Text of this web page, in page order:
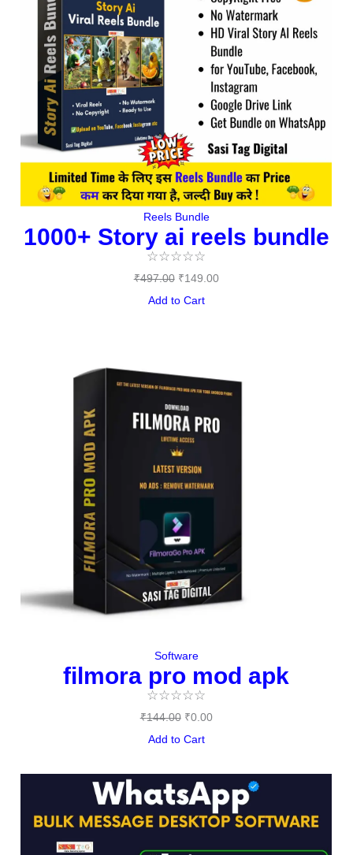
Reels Bundle
1000+ Story ai reels bundle
☆☆☆☆☆
₹497.00 ₹149.00
Add to Cart
Software
filmora pro mod apk
☆☆☆☆☆
₹144.00
was:
₹144.00.
₹0.00
Add to Cart
Original
price
was:
₹497.00.
Current
price
is:
₹397.00.